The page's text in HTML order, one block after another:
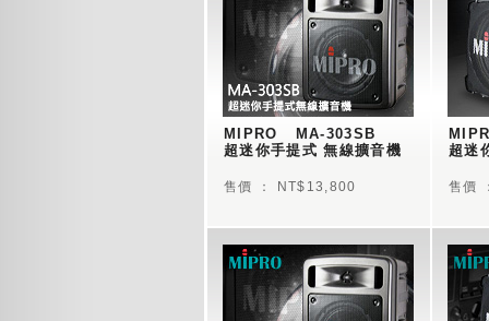
MIPRO   MA-303SB
超迷你手提式 無線擴音機
售價 ： NT$13,800
超迷
售價